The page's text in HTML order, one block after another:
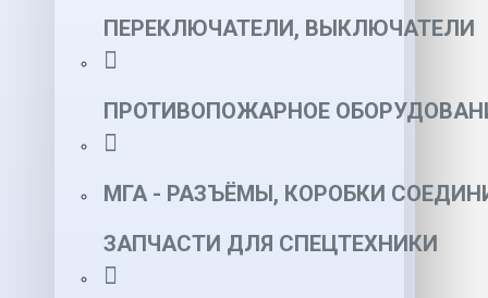
ПЕРЕКЛЮЧАТЕЛИ, ВЫКЛЮЧАТЕЛИ
ПРОТИВОПОЖАРНОЕ
МГА - РАЗЪЁМЫ, КОРОБКИ
ЗАПЧАСТИ ДЛЯ СПЕЦТЕХНИКИ